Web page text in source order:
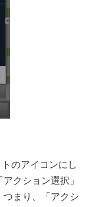
のアイコンにし
クション選択」
つまり、「アクシ